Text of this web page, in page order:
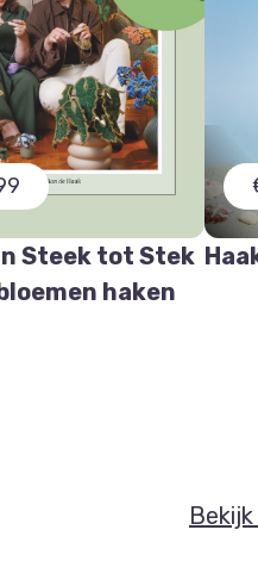
Steek tot Stek
haken